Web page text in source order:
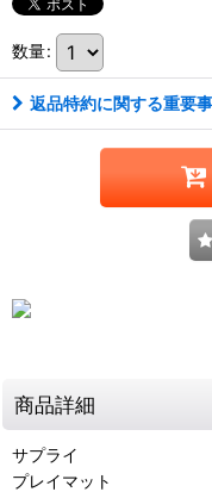
数量:
返品特約に関する重要
商品詳細
サプライ
プレイマット